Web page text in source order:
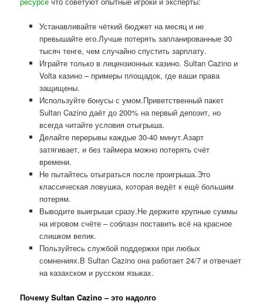
Устанавливайте чёткий бюджет на месяц и не
превышайте его.Лучше потерять запланированные 30
тысяч тенге, чем случайно спустить зарплату.
Играйте только в лицензионных казино. Sultan Cazino и
Volta казино – примеры площадок, где ваши права
защищены.
Используйте бонусы с умом.Приветственный пакет
Sultan Cazino даёт до 200% на первый депозит, но
всегда читайте условия отыгрыша.
Делайте перерывы каждые 30-40 минут.Азарт
затягивает, и без таймера можно потерять счёт
времени.
Не пытайтесь отыграться после проигрыша.Это
классическая ловушка, которая ведёт к ещё большим
потерям.
Выводите выигрыши сразу.Не держите крупные суммы
на игровом счёте – соблазн поставить всё на красное
слишком велик.
Пользуйтесь службой поддержки при любых
сомнениях.В Sultan Cazino она работает 24/7 и отвечает
на казахском и русском языках.
Почему Sultan Cazino – это надолго